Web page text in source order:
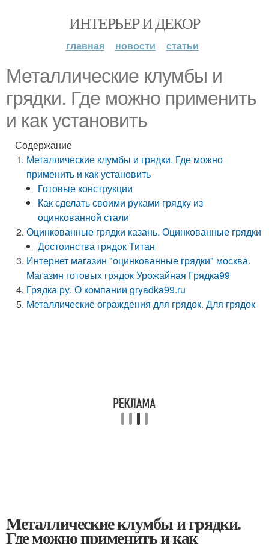
ИНТЕРЬЕР И ДЕКОР
главная новости статьи
Металлические клумбы и
грядки. Где можно применить
и как установить
Содержание
Металлические клумбы и грядки. Где можно
применить и как установить
Готовые конструкции
Как сделать своими руками грядку из
оцинкованной стали
Оцинкованные грядки казань. Оцинкованные грядки
Достоинства грядок Титан
Интернет магазин "оцинкованные грядки" москва.
Магазин готовых грядок Урожайная Грядка99
Грядка ру. О компании gryadka99.ru
Металлические ограждения для грядок. Для грядок
Металлические клумбы и грядки.
Где можно применить и как